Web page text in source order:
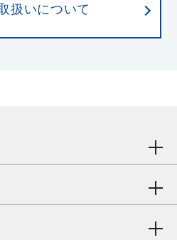
扱いについて